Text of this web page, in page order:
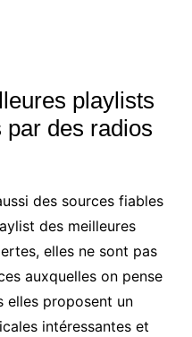
playlists
par des radios
des sources fiables
des meilleures
elles ne sont pas
auxquelles on pense
elles proposent un
intéressantes et